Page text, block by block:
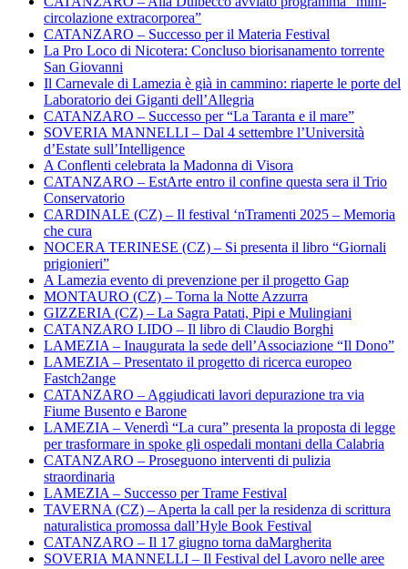
circolazione extracorporea”
CATANZARO – Successo per il Materia Festival
La Pro Loco di Nicotera: Concluso biorisanamento torrente
San Giovanni
Il Carnevale di Lamezia è già in cammino: riaperte le porte del
Laboratorio dei Giganti dell’Allegria
CATANZARO – Successo per “La Taranta e il mare”
SOVERIA MANNELLI – Dal 4 settembre l’Università
d’Estate sull’Intelligence
A Conflenti celebrata la Madonna di Visora
CATANZARO – EstArte entro il confine questa sera il Trio
Conservatorio
CARDINALE (CZ) – Il festival ‘nTramenti 2025 – Memoria
che cura
NOCERA TERINESE (CZ) – Si presenta il libro “Giornali
prigionieri”
A Lamezia evento di prevenzione per il progetto Gap
MONTAURO (CZ) – Torna la Notte Azzurra
GIZZERIA (CZ) – La Sagra Patati, Pipi e Mulingiani
CATANZARO LIDO – Il libro di Claudio Borghi
LAMEZIA – Inaugurata la sede dell’Associazione “Il Dono”
LAMEZIA – Presentato il progetto di ricerca europeo
Fastch2ange
CATANZARO – Aggiudicati lavori depurazione tra via
Fiume Busento e Barone
LAMEZIA – Venerdì “La cura” presenta la proposta di legge
per trasformare in spoke gli ospedali montani della Calabria
CATANZARO – Proseguono interventi di pulizia
straordinaria
LAMEZIA – Successo per Trame Festival
TAVERNA (CZ) – Aperta la call per la residenza di scrittura
naturalistica promossa dall’Hyle Book Festival
CATANZARO – Il 17 giugno torna daMargherita
SOVERIA MANNELLI – Il Festival del Lavoro nelle aree